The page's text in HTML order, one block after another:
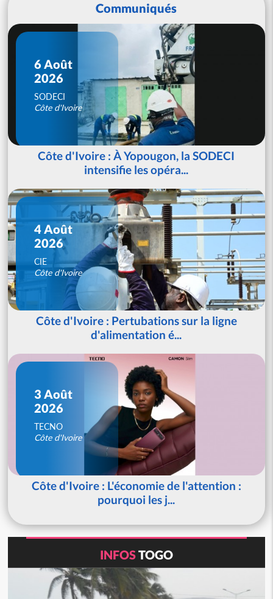
Communiqués
6 Août
2026
SODECI
Côte d'Ivoire
Côte d'Ivoire : À Yopougon, la SODECI
intensifie les opéra...
4 Août
2026
CIE
Côte d'Ivoire
Côte d'Ivoire : Pertubations sur la ligne
d'alimentation é...
3 Août
2026
TECNO
Côte d'Ivoire
Côte d'Ivoire : L'économie de l'attention :
pourquoi les j...
INFOSTOGO